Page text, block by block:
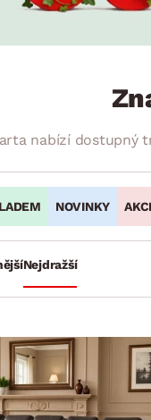
nabízí dostupný
NOVINKY
Nejdražší